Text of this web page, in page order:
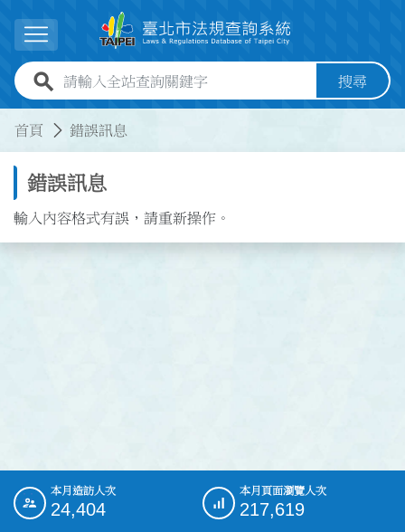
展開選單
全站查詢關鍵字欄位 搜尋
首頁 錯誤訊息
錯誤訊息
輸入內容格式有誤，請重新操作。
::: 本月造訪人次
24,404
本月頁面瀏覽人次
217,619